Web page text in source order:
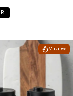
Virales